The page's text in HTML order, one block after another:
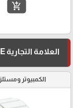
add_shopping_cart
العلامة التجارية GHE
الكمبيوتر